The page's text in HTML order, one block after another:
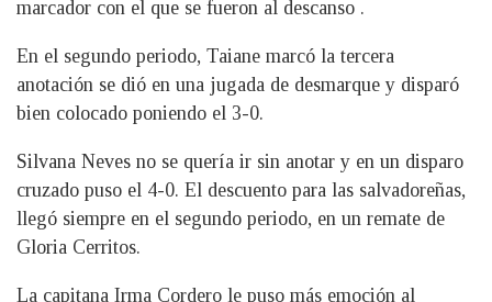
marcador con el que se fueron al descanso .
En el segundo periodo, Taiane marcó la tercera
anotación se dió en una jugada de desmarque y disparó
bien colocado poniendo el 3-0.
Silvana Neves no se quería ir sin anotar y en un disparo
cruzado puso el 4-0. El descuento para las salvadoreñas,
llegó siempre en el segundo periodo, en un remate de
Gloria Cerritos.
La capitana Irma Cordero le puso más emoción al